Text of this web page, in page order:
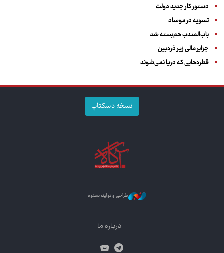
دستور کار جدید دولت
تسویه در موساد
باب‌المندب هم‌بسته شد
جزایر مالی زیر ذره‌بین
قطره‌هایی که دریا نمی‌شوند
نسخه دسکتاپ
طراحی و تولید: نستوه
درباره ما